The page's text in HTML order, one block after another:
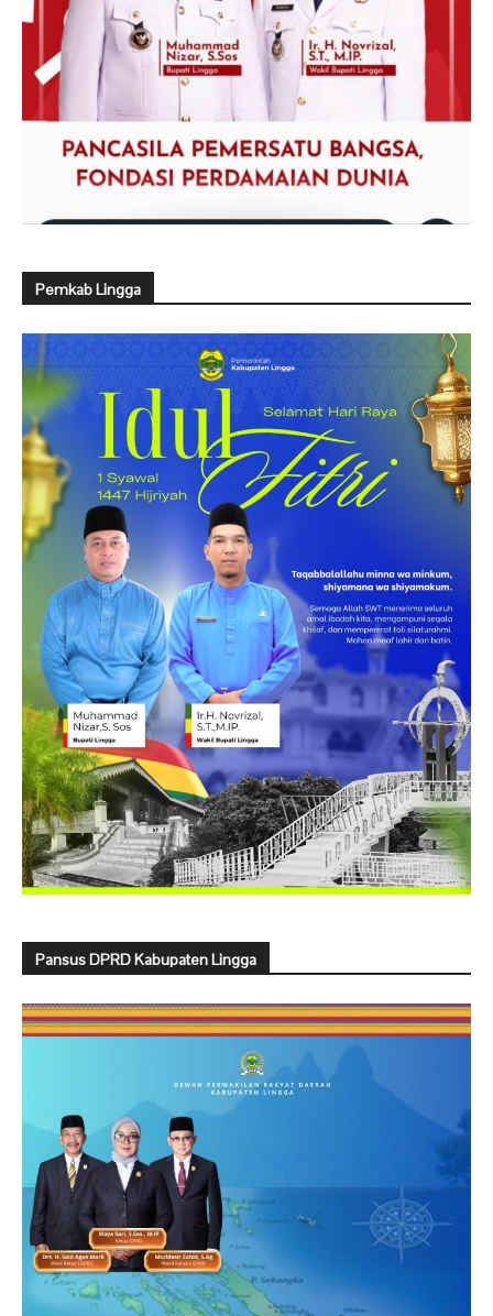
Pemkab Lingga
Pansus DPRD Kabupaten Lingga